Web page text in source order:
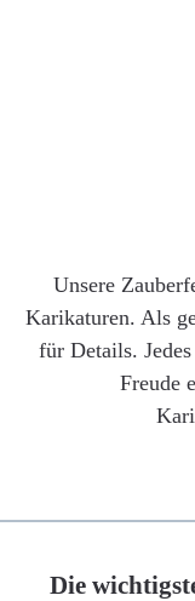
Unsere
Karikaturen. Als
für Details.
Freude
Die